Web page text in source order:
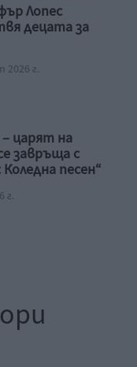
Лопес
децата за
2026 г.
царят на
завръща с
песен“
г.